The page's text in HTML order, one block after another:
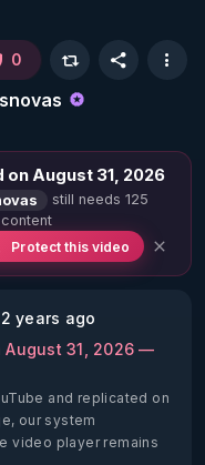
0
August 31, 2026
still needs 125
Protect this video
years ago
31, 2026 —
and replicated on
our system
video player remains